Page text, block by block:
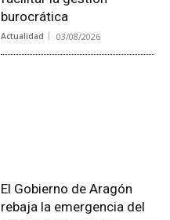
burocrática
Actualidad 03/08/2026
El Gobierno de Aragón
rebaja la emergencia del